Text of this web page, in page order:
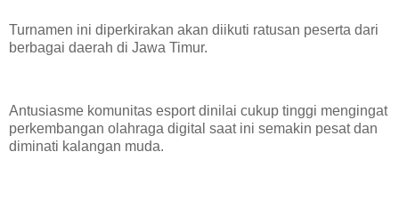
Turnamen ini diperkirakan akan diikuti ratusan peserta dari
berbagai daerah di Jawa Timur.
Antusiasme komunitas esport dinilai cukup tinggi mengingat
perkembangan olahraga digital saat ini semakin pesat dan
diminati kalangan muda.